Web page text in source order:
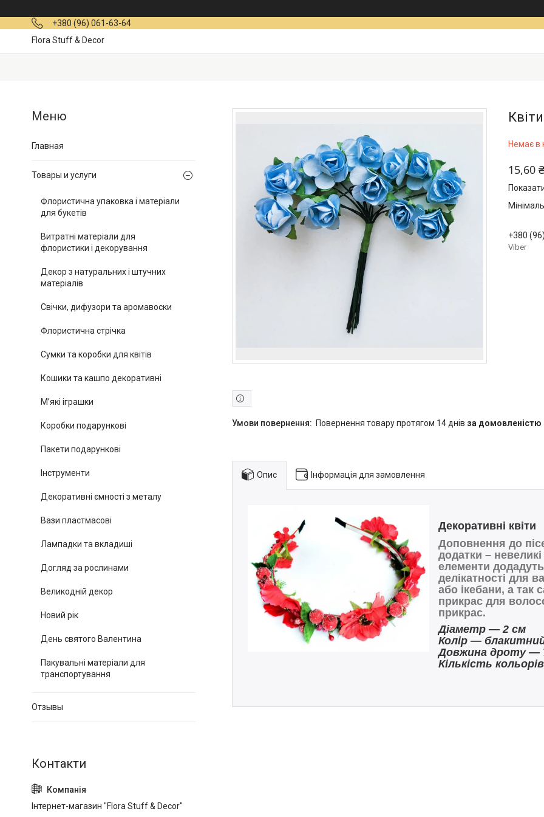
+380 (96) 061-63-64
Flora Stuff & Decor
Немає в
15,60 ₴
+380
Viber
повернення товару протягом 14 днів за домовленістю
Опис Інформація для замовлення
Декоративні квіти
Доповнення до
додатки – невеликі
елементи додадуть
делікатності для
або ікебани, а так
прикрас для
прикрас.
Діаметр ― 2 см
Колір ―
Довжина дроту ―
Кількість
Главная
Товары и услуги
Флористична упаковка і матеріали
для букетів
Витратні матеріали для
флористики і декорування
Декор з натуральних і штучних
матеріалів
Свічки, дифузори та аромавоски
Флористична стрічка
Сумки та коробки для квітів
Кошики та кашпо декоративні
М’які іграшки
Коробки подарункові
Пакети подарункові
Інструменти
Декоративні ємності з металу
Вази пластмасові
Лампадки та вкладиші
Догляд за рослинами
Великодній декор
Новий рік
День святого Валентина
Пакувальні матеріали для
транспортування
Отзывы
Інтернет-магазин "Flora Stuff & Decor"